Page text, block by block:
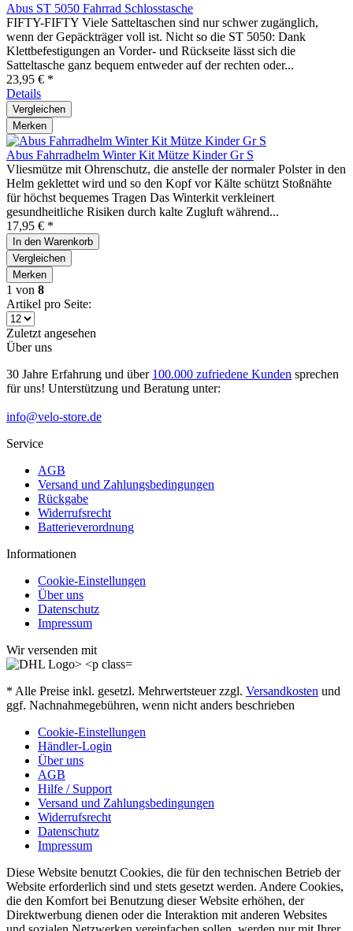
Abus ST 5050 Fahrrad Schlosstasche
FIFTY-FIFTY Viele Satteltaschen sind nur schwer zugänglich,
wenn der Gepäckträger voll ist. Nicht so die ST 5050: Dank
Klettbefestigungen an Vorder- und Rückseite lässt sich die
Satteltasche ganz bequem entweder auf der rechten oder...
23,95 € *
Details
Vergleichen
Merken
Abus Fahrradhelm Winter Kit Mütze Kinder Gr S
Vliesmütze mit Ohrenschutz, die anstelle der normaler Polster in den
Helm geklettet wird und so den Kopf vor Kälte schützt Stoßnähte
für höchst bequemes Tragen Das Winterkit verkleinert
gesundheitliche Risiken durch kalte Zugluft während...
17,95 € *
In den Warenkorb
Vergleichen
Merken
1 von 8
Artikel pro Seite:
Zuletzt angesehen
Über uns
30 Jahre Erfahrung und über 100.000 zufriedene Kunden sprechen
für uns! Unterstützung und Beratung unter:
info@velo-store.de
Service
AGB
Versand und Zahlungsbedingungen
Rückgabe
Widerrufsrecht
Batterieverordnung
Informationen
Cookie-Einstellungen
Über uns
Datenschutz
Impressum
Wir versenden mit
* Alle Preise inkl. gesetzl. Mehrwertsteuer zzgl. Versandkosten und
ggf. Nachnahmegebühren, wenn nicht anders beschrieben
Cookie-Einstellungen
Händler-Login
Über uns
AGB
Hilfe / Support
Versand und Zahlungsbedingungen
Widerrufsrecht
Datenschutz
Impressum
Diese Website benutzt Cookies, die für den technischen Betrieb der
Website erforderlich sind und stets gesetzt werden. Andere Cookies,
die den Komfort bei Benutzung dieser Website erhöhen, der
Direktwerbung dienen oder die Interaktion mit anderen Websites